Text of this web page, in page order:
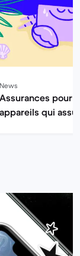
News
Assurances pour
appareils qui